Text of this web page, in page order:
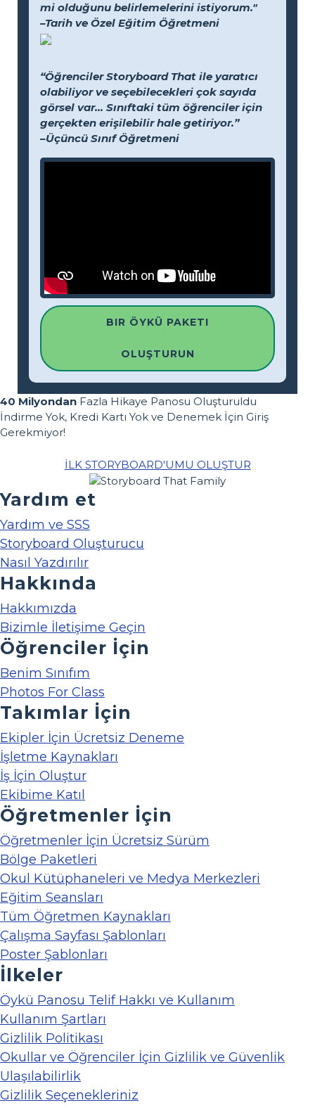
mi olduğunu belirlemelerini istiyorum."
–Tarih ve Özel Eğitim Öğretmeni
“Öğrenciler Storyboard That ile yaratıcı
olabiliyor ve seçebilecekleri çok sayıda
görsel var... Sınıftaki tüm öğrenciler için
gerçekten erişilebilir hale getiriyor.”
–Üçüncü Sınıf Öğretmeni
BIR ÖYKÜ PAKETI
OLUŞTURUN
40 Milyondan Fazla Hikaye Panosu Oluşturuldu
İndirme Yok, Kredi Kartı Yok ve Denemek İçin Giriş
Gerekmiyor!
İLK STORYBOARD'UMU OLUŞTUR
Yardım et
Yardım ve SSS
Storyboard Oluşturucu
Nasıl Yazdırılır
Hakkında
Hakkımızda
Bizimle İletişime Geçin
Öğrenciler İçin
Benim Sınıfım
Photos For Class
Takımlar İçin
Ekipler İçin Ücretsiz Deneme
İşletme Kaynakları
İş İçin Oluştur
Ekibime Katıl
Öğretmenler İçin
Öğretmenler İçin Ücretsiz Sürüm
Bölge Paketleri
Okul Kütüphaneleri ve Medya Merkezleri
Eğitim Seansları
Tüm Öğretmen Kaynakları
Çalışma Sayfası Şablonları
Poster Şablonları
İlkeler
Öykü Panosu Telif Hakkı ve Kullanım
Kullanım Şartları
Gizlilik Politikası
Okullar ve Öğrenciler İçin Gizlilik ve Güvenlik
Ulaşılabilirlik
Gizlilik Seçenekleriniz